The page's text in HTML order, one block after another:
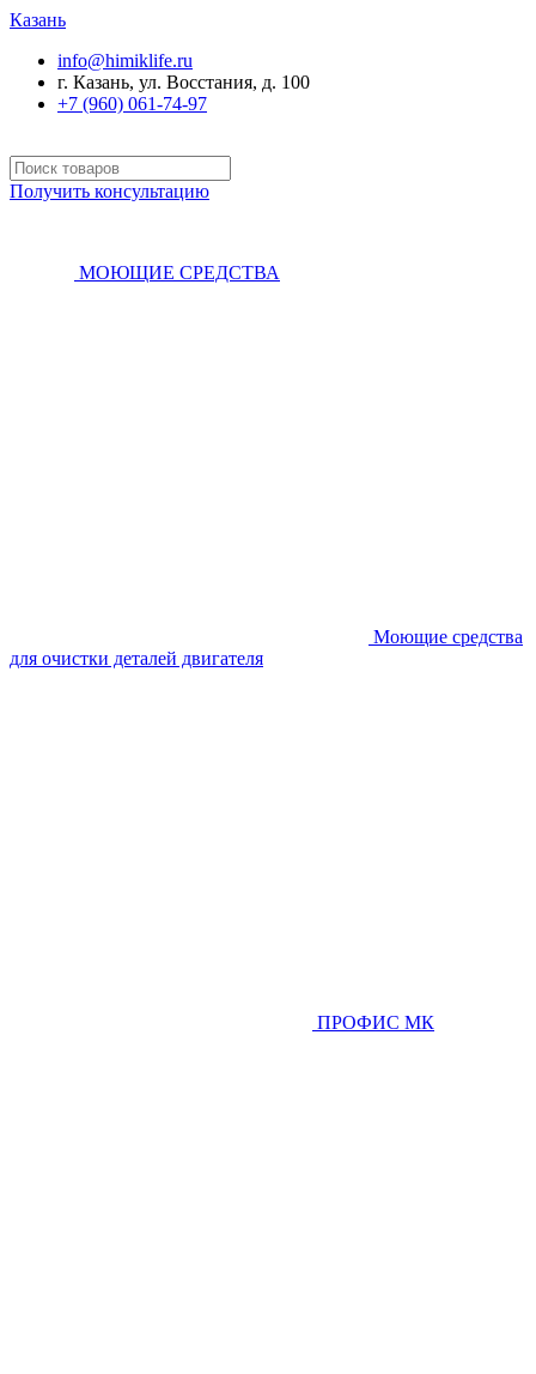
Казань
info@himiklife.ru
г. Казань, ул. Восстания, д. 100
+7 (960) 061-74-97
Получить консультацию
МОЮЩИЕ СРЕДСТВА
Моющие средства
для очистки деталей двигателя
ПРОФИС МК